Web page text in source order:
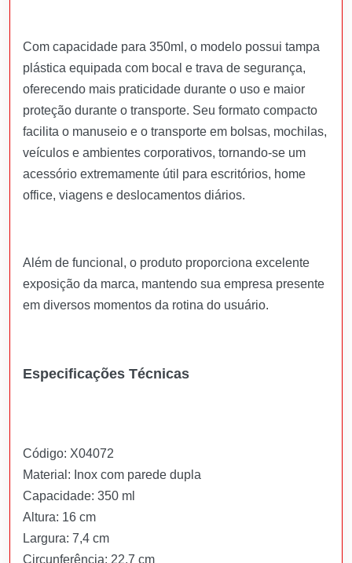
Com capacidade para 350ml, o modelo possui tampa
plástica equipada com bocal e trava de segurança,
oferecendo mais praticidade durante o uso e maior
proteção durante o transporte. Seu formato compacto
facilita o manuseio e o transporte em bolsas, mochilas,
veículos e ambientes corporativos, tornando-se um
acessório extremamente útil para escritórios, home
office, viagens e deslocamentos diários.
Além de funcional, o produto proporciona excelente
exposição da marca, mantendo sua empresa presente
em diversos momentos da rotina do usuário.
Especificações Técnicas
Código: X04072
Material: Inox com parede dupla
Capacidade: 350 ml
Altura: 16 cm
Largura: 7,4 cm
Circunferência: 22,7 cm